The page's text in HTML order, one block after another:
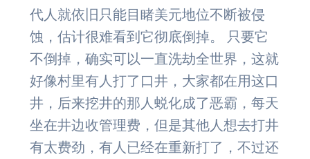
代人就依旧只能目睹美元地位不断被侵
蚀，估计很难看到它彻底倒掉。 只要它
不倒掉，确实可以一直洗劫全世界，这就
好像村里有人打了口井，大家都在用这口
井，后来挖井的那人蜕化成了恶霸，每天
坐在井边收管理费，但是其他人想去打井
有太费劲，有人已经在重新打了，不过还